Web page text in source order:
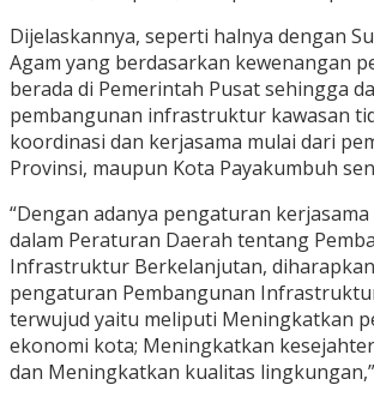
Dijelaskannya, seperti halnya dengan
Agam yang berdasarkan kewenangan
berada di Pemerintah Pusat sehingga
pembangunan infrastruktur kawasan
koordinasi dan kerjasama mulai dari
Provinsi, maupun Kota Payakumbuh
“Dengan adanya pengaturan
dalam Peraturan Daerah tentang
Infrastruktur Berkelanjutan,
pengaturan Pembangunan
terwujud yaitu meliputi Meningkatkan
ekonomi kota; Meningkatkan
dan Meningkatkan kualitas